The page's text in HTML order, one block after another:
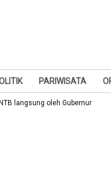
PARIWISATA
langsung oleh Gubernur